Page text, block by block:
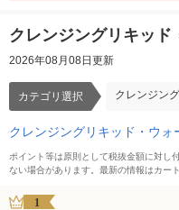
クレンジングリキッ
2026年08月08日更新
カテゴリ選択 クレンジン
クレンジングリキッド・ウ
ポイント等は原則として税抜金額に対し
ない場合があります。最新の情報はカー
1